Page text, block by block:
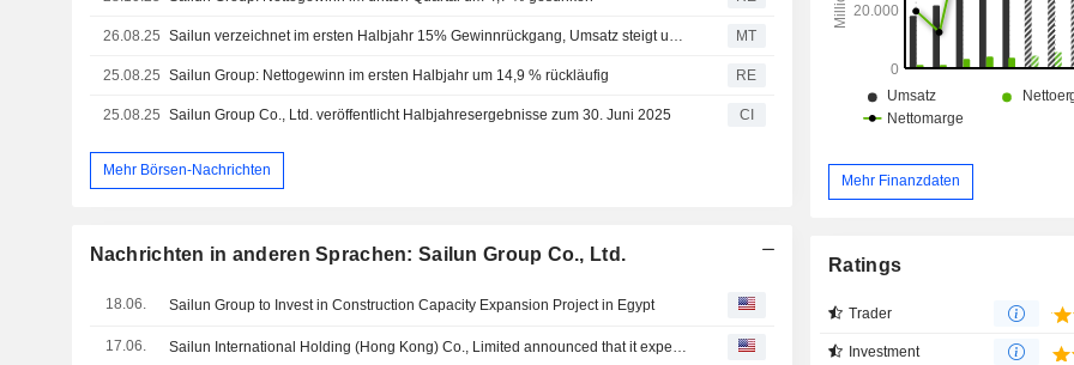
26.08.25 Sailun verzeichnet im ersten Halbjahr 15% Gewinnrückgang, Umsatz steigt um 16%; Aktie legt um 6% zu MT
25.08.25 Sailun Group: Nettogewinn im ersten Halbjahr um 14,9 % rückläufig RE
25.08.25 Sailun Group Co., Ltd. veröffentlicht Halbjahresergebnisse zum 30. Juni 2025 CI
Mehr Börsen-Nachrichten
Nachrichten in anderen Sprachen: Sailun Group Co., Ltd.
18.06. Sailun Group to Invest in Construction Capacity Expansion Project in Egypt
17.06.
Mehr Finanzdaten
Ratings
Trader
Investment